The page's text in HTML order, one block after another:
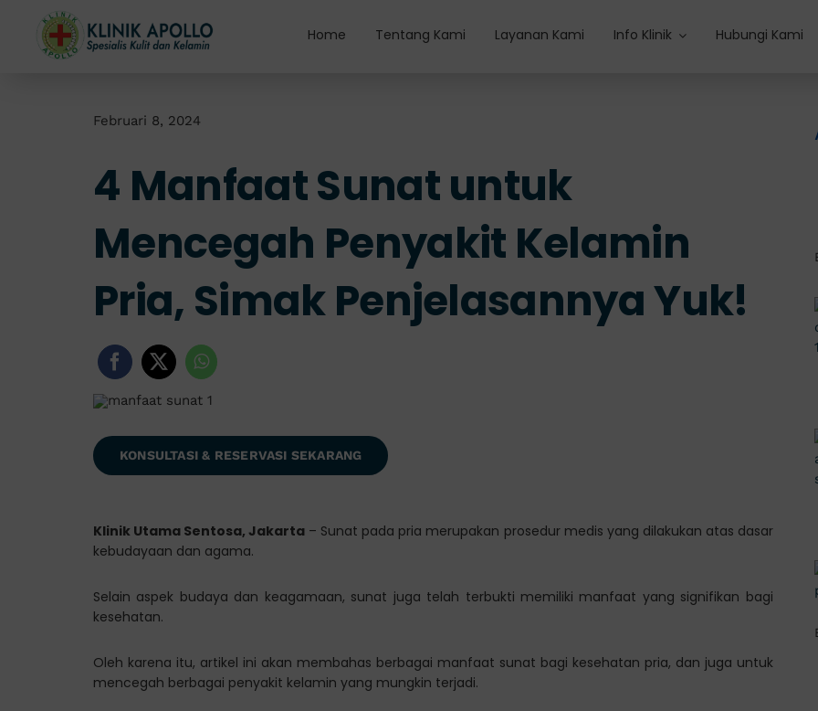
content
Home Tentang Kami Layanan Kami Info Klinik Hubungi Kami
Februari 8, 2024
4 Manfaat Sunat untuk
Mencegah Penyakit Kelamin
Pria, Simak Penjelasannya Yuk!
KONSULTASI & RESERVASI SEKARANG
Klinik Utama Sentosa, Jakarta – Sunat pada pria merupakan prosedur medis yang dilakukan atas dasar
kebudayaan dan agama.
Selain aspek budaya dan keagamaan, sunat juga telah terbukti memiliki manfaat yang signifikan bagi
kesehatan.
Oleh karena itu, artikel ini akan membahas berbagai manfaat sunat bagi kesehatan pria, dan juga untuk
mencegah berbagai penyakit kelamin yang mungkin terjadi.